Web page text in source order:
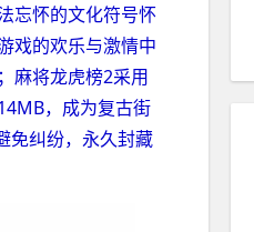
忘怀的文化符号怀
戏的欢乐与激情中
麻将龙虎榜2采用
，成为复古街
免纠纷，永久封藏